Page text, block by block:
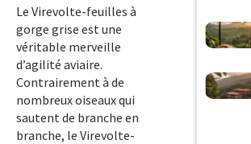
Le Virevolte-feuilles à
gorge grise est une
véritable merveille
d’agilité aviaire.
Contrairement à de
nombreux oiseaux qui
sautent de branche en
branche, le Virevolte-